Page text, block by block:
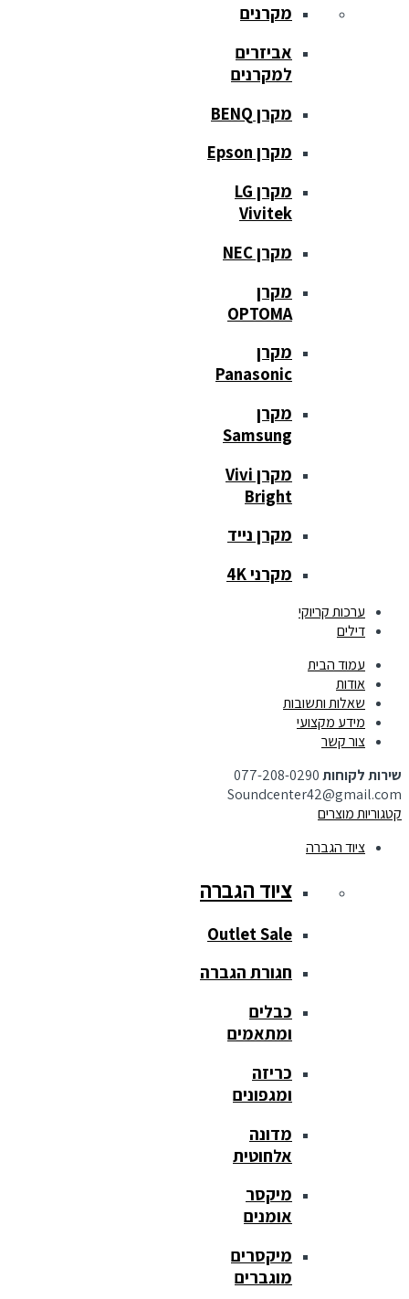
מקרנים
אביזרים
למקרנים
מקרן BENQ
מקרן Epson
מקרן LG
Vivitek
מקרן NEC
מקרן
OPTOMA
מקרן
Panasonic
מקרן
Samsung
מקרן Vivi
Bright
מקרן נייד
מקרני 4K
ערכות קריוקי
דילים
עמוד הבית
אודות
שאלות ותשובות
מידע מקצועי
צור קשר
שירות לקוחות077-208-0290
Soundcenter42@gmail.com
קטגוריות מוצרים
ציוד הגברה
ציוד הגברה
Outlet Sale
חגורת הגברה
כבלים
ומתאמים
כריזה
ומגפונים
מדונה
אלחוטית
מיקסר
אומנים
מיקסרים
מוגברים